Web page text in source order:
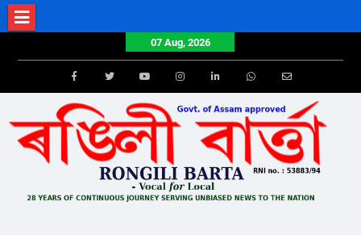
Skip
to
07 Aug, 2026
FacebookTwitterYoutube Email